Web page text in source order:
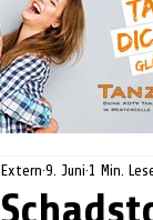
Extern 9. Juni 1 Min.